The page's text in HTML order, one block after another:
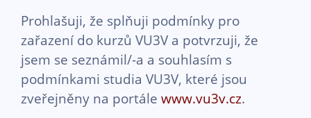
Prohlašuji, že splňuji podmínky pro
zařazení do kurzů VU3V a potvrzuji, že
jsem se seznámil/-a a souhlasím s
podmínkami studia VU3V, které jsou
zveřejněny na portále www.vu3v.cz.